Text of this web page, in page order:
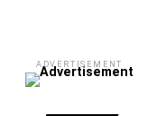
ADVERTISEMENT